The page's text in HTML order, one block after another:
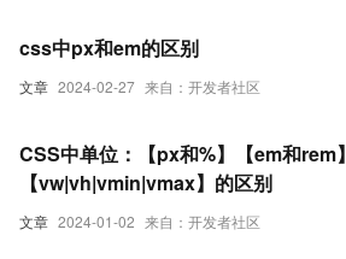
文章 2024-02-27 来自：开发者社区
css中px和em的区别
文章 2024-01-02 来自：开发者社区
CSS中单位：【px和%】【em和rem】
【vw|vh|vmin|vmax】的区别